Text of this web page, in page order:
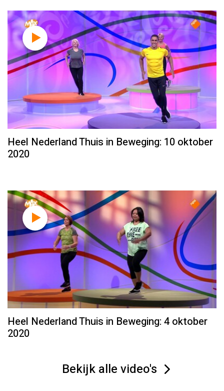
Heel Nederland Thuis in Beweging: 10 oktober
2020
Heel Nederland Thuis in Beweging: 4 oktober
2020
Bekijk alle video's